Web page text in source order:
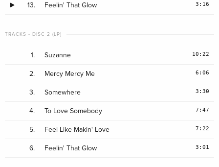
13. Feelin' That Glow 3:16
TRACKS - DISC 2 (LP)
1. Suzanne 10:22
2. Mercy Mercy Me 6:06
3. Somewhere 3:30
4. To Love Somebody 7:47
5. Feel Like Makin' Love 7:22
6. Feelin' That Glow 3:01